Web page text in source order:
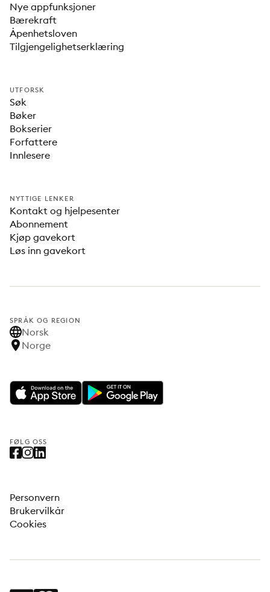
Nye appfunksjoner
Bærekraft
Åpenhetsloven
Tilgjengelighetserklæring
UTFORSK
Søk
Bøker
Bokserier
Forfattere
Innlesere
NYTTIGE LENKER
Kontakt og hjelpesenter
Abonnement
Kjøp gavekort
Løs inn gavekort
SPRÅK OG REGION
Norsk
Norge
FØLG OSS
Personvern
Brukervilkår
Cookies